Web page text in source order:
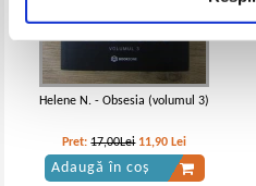
Helene N. - Obsesia (volumul 3)
Pret:17,00Lei 11,90 Lei
Adaugă în coș